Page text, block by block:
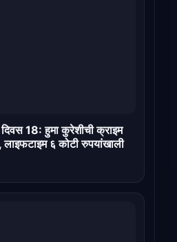
18: हुमा कुरेशीची क्राइम
६ कोटी रुपयांखाली